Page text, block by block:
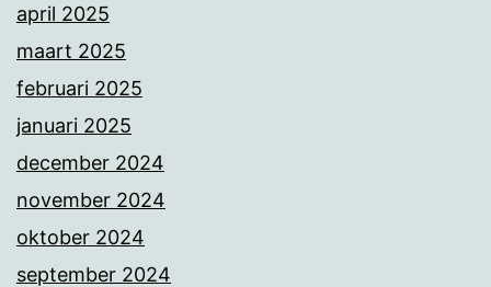
april 2025
maart 2025
februari 2025
januari 2025
december 2024
november 2024
oktober 2024
september 2024